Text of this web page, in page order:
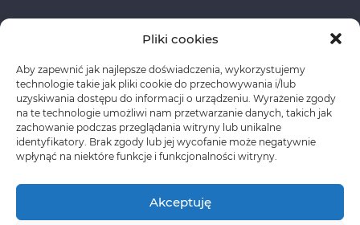
Pliki cookies
Aby zapewnić jak najlepsze doświadczenia, wykorzystujemy
technologie takie jak pliki cookie do przechowywania i/lub
uzyskiwania dostępu do informacji o urządzeniu. Wyrażenie zgody
na te technologie umożliwi nam przetwarzanie danych, takich jak
zachowanie podczas przeglądania witryny lub unikalne
identyfikatory. Brak zgody lub jej wycofanie może negatywnie
wpłynąć na niektóre funkcje i funkcjonalności witryny.
Akceptuję
Fundusze Europejskie
Polityka prywatności